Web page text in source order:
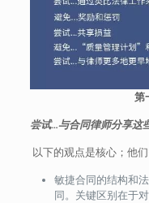
第
尝试…与合同律师分享这
以下的观点是核心；他
敏捷合同的结构和
同。关键区别在于